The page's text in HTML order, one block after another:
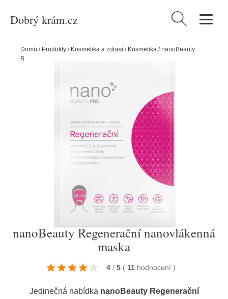
Dobrý krám.cz Vyhledávání
Domů / Produkty / Kosmetika a zdraví / Kosmetika /nanoBeauty
Regenerační nanovlákenná maska
nanoBeauty Regenerační nanovlákenná
maska
4 / 5 ( 11 hodnocení )
Jedinečná nabídka nanoBeauty Regenerační